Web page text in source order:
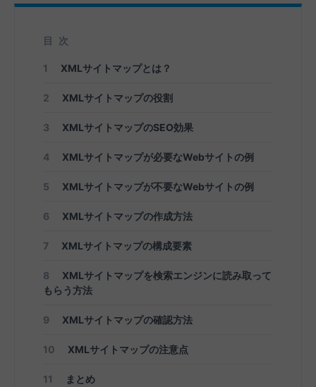
目次
1 XMLサイトマップとは？
2 XMLサイトマップの役割
3 XMLサイトマップのSEO効果
4 XMLサイトマップが必要なWebサイトの例
5 XMLサイトマップが不要なWebサイトの例
6 XMLサイトマップの作成方法
7 XMLサイトマップの構成要素
8
XMLサイトマップを検索エンジンに読み取って
もらう方法
9 XMLサイトマップの確認方法
10 XMLサイトマップの注意点
11 まとめ